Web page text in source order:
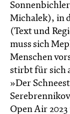
Michalek), in
(Text und
muss sich
Menschen
stirbt für sich
»Der
Open Air